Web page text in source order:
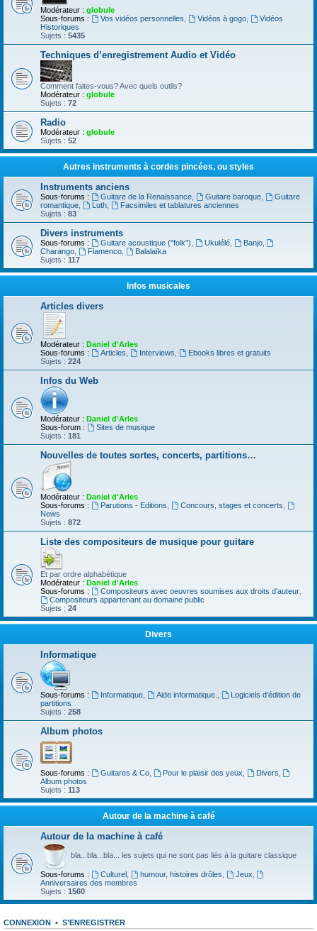
Modérateur : globule
Sous-forums :
Vos vidéos personnelles Vidéos à gogo,
Vidéos
Historiques
Sujets : 5435
Techniques d’enregistrement Audio et Vidéo
Comment faites-vous? Avec quels outils?
Modérateur : globule
Sujets : 72
Radio
Modérateur : globule
Sujets : 52
Autres instruments à cordes pincées, ou styles
Instruments anciens
Sous-forums : Guitare de la Renaissance, Guitare baroque,
Guitare
romantique
Luth,
Facsimiles et tablatures anciennes
Sujets : 83
Divers instruments
Sous-forums : Guitare acoustique ("folk") Ukulélé, Banjo,
Charango
Flamenco,
Balalaïka
Sujets : 117
Infos musicales
Articles divers
Modérateur : Daniel d'Arles
Sous-forums :
Articles Interviews
Ebooks libres et gratuits
Sujets : 224
Infos du Web
Modérateur : Daniel d'Arles
Sous-forum :
Sites de musique
Sujets : 181
Nouvelles de toutes sortes, concerts, partitions…
Modérateur : Daniel d'Arles
Sous-forums :
Parutions - Editions Concours, stages et concerts
News
Sujets : 872
Liste des compositeurs de musique pour guitare
Et par ordre alphabétique
Modérateur : Daniel d'Arles
Sous-forums :
Compositeurs avec oeuvres soumises aux droits d'auteur,
Compositeurs appartenant au domaine public
Sujets : 24
Divers
Informatique
Sous-forums : Informatique, Aide informatique.
Logiciels d'édition de
partitions
Sujets : 258
Album photos
Sous-forums : Guitares & Co, Pour le plaisir des yeux Divers
Album photos
Sujets : 113
Autour de la machine à café
Autour de la machine à café
bla...bla...bla... les sujets qui ne sont pas liés à la guitare classique
Sous-forums : Culturel, humour, histoires drôles Jeux
Anniversaires des membres
Sujets : 1560
CONNEXION • S’ENREGISTRER